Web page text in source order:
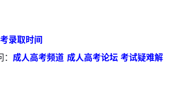
录取时间
成人高考频道 成人高考论坛 考试疑难解